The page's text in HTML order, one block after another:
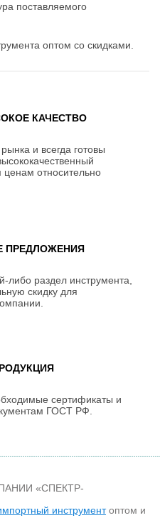
поставляемого
оптом со скидками.
КАЧЕСТВО
и всегда готовы
относительно
ПРЕДЛОЖЕНИЯ
раздел инструмента,
скидку для
сертификаты и
ГОСТ РФ.
«СПЕКТР-
инструментоптом и